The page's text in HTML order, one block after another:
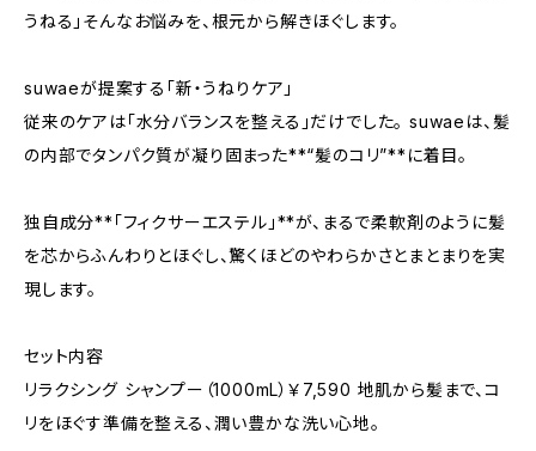
うねる」そんなお悩みを、根元から解きほぐします。
suwaeが提案する「新・うねりケア」
従来のケアは「水分バランスを整える」だけでした。 suwaeは、髪
の内部でタンパク質が凝り固まった**“髪のコリ”**に着目。
独自成分**「フィクサーエステル」**が、まるで柔軟剤のように髪
を芯からふんわりとほぐし、驚くほどのやわらかさとまとまりを実
現します。
セット内容
リラクシング シャンプー（1000mL）￥7,590 地肌から髪まで、コ
リをほぐす準備を整える、潤い豊かな洗い心地。